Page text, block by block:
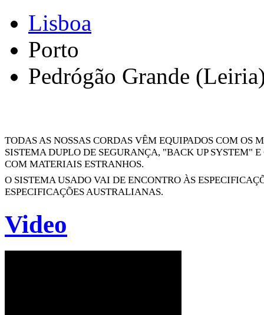
Lisboa
Porto
Pedrógão Grande
TODAS AS NOSSAS CORDAS VÊM EQUIPADOS COM OS
SISTEMA DUPLO DE SEGURANÇA, "BACK UP SYSTEM"
COM MATERIAIS ESTRANHOS.
O SISTEMA USADO VAI DE ENCONTRO ÀS
ESPECIFICAÇÕES AUSTRALIANAS.
Video